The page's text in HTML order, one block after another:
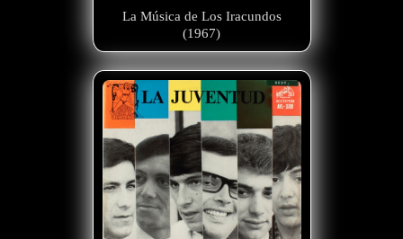
La Música de Los Iracundos
(1967)